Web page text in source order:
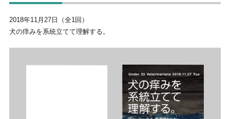
2018年11月27日（全1回）
犬の痒みを系統立てて理解する。